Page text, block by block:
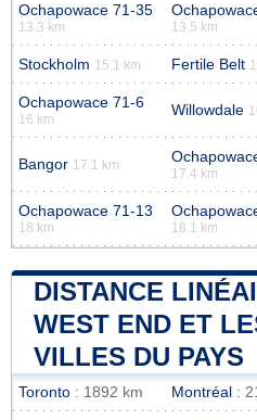
Ochapowace 71-35
13.3 km 13.5 km
Stockholm 15.1 km Fertile Belt
Ochapowace 71-6
16 km
Willowdale
Bangor 17.1 km
17.4 km
Ochapowace 71-13
18 km 18.1 km
DISTANCE
WEST END ET
VILLES DU PAYS
Toronto : 1892 km Montréal :